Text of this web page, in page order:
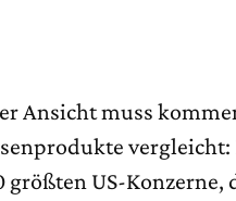
Ansicht muss
vergleicht:
US-Konzerne,